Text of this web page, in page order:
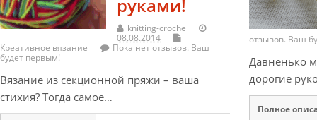
руками!
knitting-croche
08.08.2014
Креативное вязание
Пока нет отзывов. Ваш
будет первым!
Вязание из секционной пряжи – ваша
стихия? Тогда самое…
отзывов. Ваш
Давненько
дорогие
Полное